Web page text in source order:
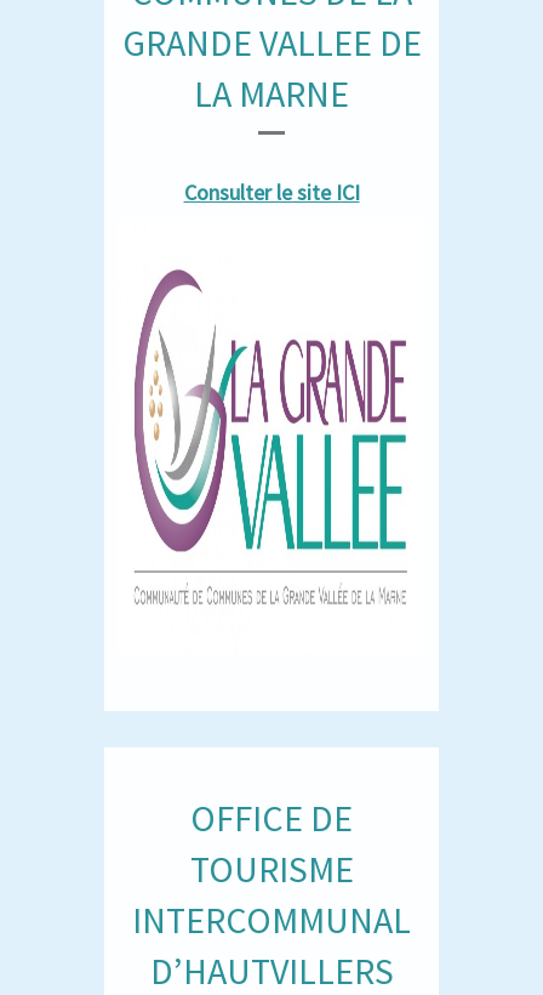
GRANDE VALLEE DE
LA MARNE
Consulter le site ICI
OFFICE DE
TOURISME
INTERCOMMUNAL
D’HAUTVILLERS